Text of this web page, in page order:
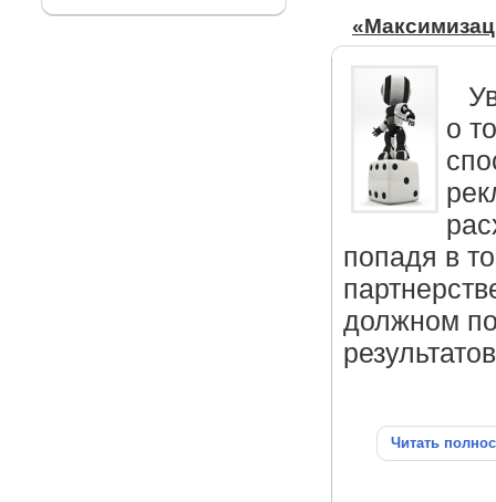
о
попадя в
должном
Читать